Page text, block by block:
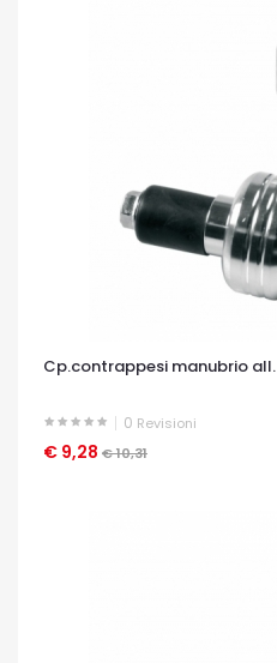
Cp.contrappesi manubrio all.
0 Revisioni
€ 9,28 € 10,31
OCCHIATA VELOCE